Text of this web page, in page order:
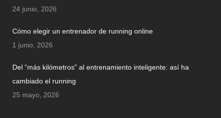
24 junio, 2026
Cómo elegir un entrenador de running online
1 junio, 2026
Del “más kilómetros” al entrenamiento inteligente: así ha
cambiado el running
25 mayo, 2026